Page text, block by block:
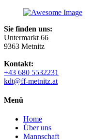
Sie finden uns:
Untermarkt 66
9363 Metnitz
Kontakt:
+43 680 5532231
kdt@ff-metnitz.at
Menü
Home
Über uns
Mannschaft